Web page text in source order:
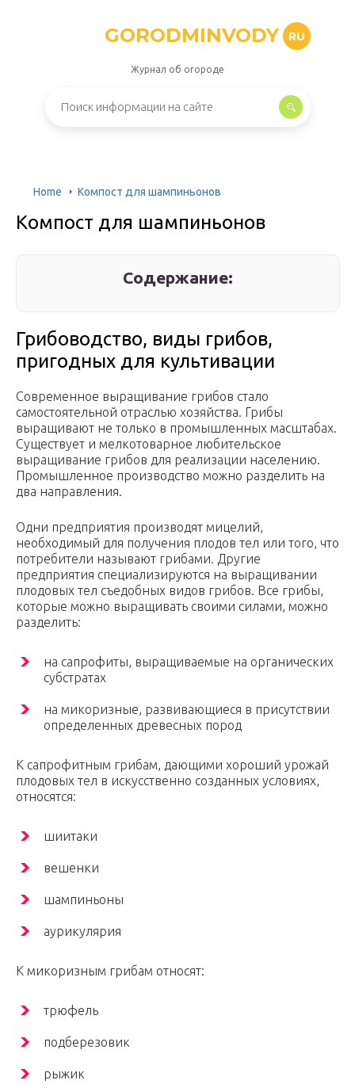
GORODMINVODY RU
Журнал об огороде
Home Компост для шампиньонов
Компост для шампиньонов
Содержание:
Грибоводство, виды грибов,
пригодных для культивации
Современное выращивание грибов стало
самостоятельной отраслью хозяйства. Грибы
выращивают не только в промышленных масштабах.
Существует и мелкотоварное любительское
выращивание грибов для реализации населению.
Промышленное производство можно разделить на
два направления.
Одни предприятия производят мицелий,
необходимый для получения плодов тел или того, что
потребители называют грибами. Другие
предприятия специализируются на выращивании
плодовых тел съедобных видов грибов. Все грибы,
которые можно выращивать своими силами, можно
разделить:
на сапрофиты, выращиваемые на органических
субстратах
на микоризные, развивающиеся в присутствии
определенных древесных пород
К сапрофитным грибам, дающими хороший урожай
плодовых тел в искусственно созданных условиях,
относятся:
шиитаки
вешенки
шампиньоны
аурикулярия
К микоризным грибам относят:
трюфель
подберезовик
рыжик